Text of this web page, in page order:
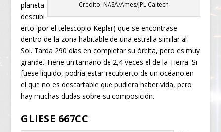
Crédito: NASA/Ames/JPL-Caltech
planeta
descubi
erto (por el telescopio Kepler) que se encontrase
dentro de la zona habitable de una estrella similar al
Sol. Tarda 290 días en completar su órbita, pero es muy
grande. Tiene un tamaño de 2,4 veces el de la Tierra. Si
fuese líquido, podría estar recubierto de un océano en
el que no es descartable que pudiera haber vida, pero
hay muchas dudas sobre su composición.
GLIESE 667CC